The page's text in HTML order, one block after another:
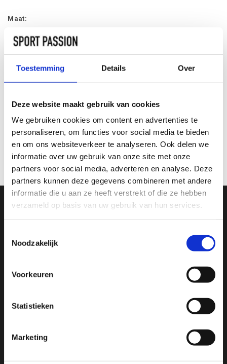
Toestemming Details Over
Deze website maakt gebruik van cookies
We gebruiken cookies om content en advertenties te
personaliseren, om functies voor social media te bieden
en om ons websiteverkeer te analyseren. Ook delen we
informatie over uw gebruik van onze site met onze
partners voor social media, adverteren en analyse. Deze
partners kunnen deze gegevens combineren met andere
informatie die u aan ze heeft verstrekt of die ze hebben
verzameld op basis van uw gebruik van hun services.
Noodzakelijk
Voorkeuren
Statistieken
Marketing
Maat:
3-pack
TOEVOEGEN AAN
INFORMATIE
Geen informatie gevonden
SCHRIJF JE IN VOOR ONZE NIEUWSBRIEF
En ontvang direct 10% korting in onze webwinkel